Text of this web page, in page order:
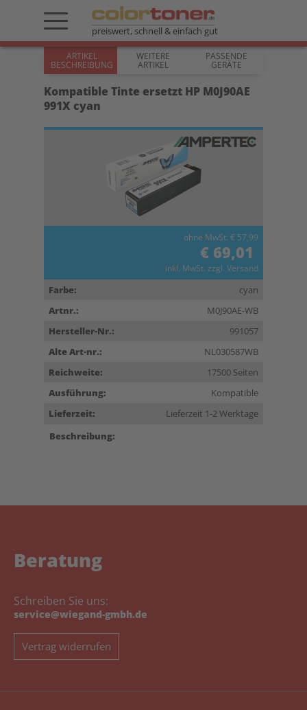
preiswert, schnell & einfach gut
ARTIKEL
BESCHREIBUNG
WEITERE
ARTIKEL
PASSENDE
GERÄTE
Kompatible Tinte ersetzt HP M0J90AE
991X cyan
ohne MwSt. € 57,99
€ 69,01
inkl. MwSt. zzgl. Versand
Farbe:
cyan
Artnr.:
M0J90AE-WB
Hersteller-Nr.:
991057
Alte Art-nr.:
NL030587WB
Reichweite:
17500 Seiten
Ausführung:
Kompatible
Lieferzeit:
Lieferzeit 1-2 Werktage
Beschreibung:
Beratung
Schreiben Sie uns:
service@wiegand-gmbh.de
Vertrag widerrufen